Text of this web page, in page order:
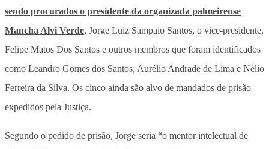
sendo procurados o presidente da organizada palmeirense
Mancha Alvi Verde, Jorge Luiz Sampaio Santos, o vice-presidente,
Felipe Matos Dos Santos e outros membros que foram identificados
como Leandro Gomes dos Santos, Aurélio Andrade de Lima e Nélio
Ferreira da Silva. Os cinco ainda são alvo de mandados de prisão
expedidos pela Justiça.
Segundo o pedido de prisão, Jorge seria “o mentor intelectual de